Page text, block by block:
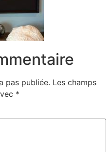
pas publiée. Les champs
*